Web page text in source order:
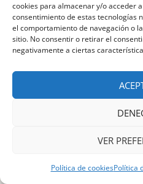
cookies para almacenar y/o acceder
consentimiento de estas tecnologías
el comportamiento de navegación o
sitio. No consentir o retirar el
negativamente a ciertas
VER
Política de cookiesPolítica
Política de
Mapa del
Política de